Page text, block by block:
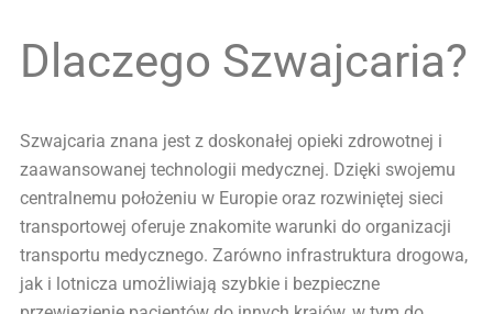
Dlaczego Szwajcaria?
Szwajcaria znana jest z doskonałej opieki zdrowotnej i
zaawansowanej technologii medycznej. Dzięki swojemu
centralnemu położeniu w Europie oraz rozwiniętej sieci
transportowej oferuje znakomite warunki do organizacji
transportu medycznego. Zarówno infrastruktura drogowa,
jak i lotnicza umożliwiają szybkie i bezpieczne